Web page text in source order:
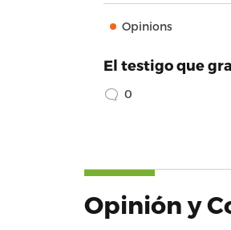
Opinions
El testigo que
0
Opinión y